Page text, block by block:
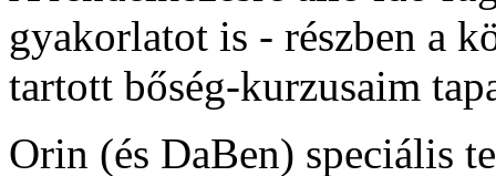
gyakorlatot is - részben a
tartott bőség-kurzusaim
Orin (és DaBen) speciális